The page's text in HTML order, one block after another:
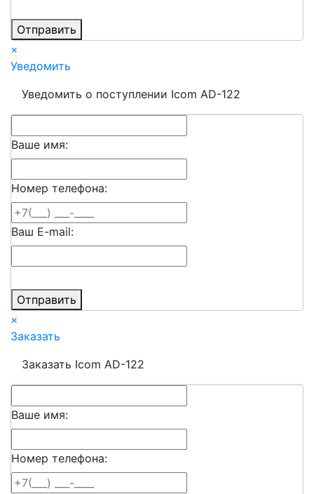
Отправить
×
Уведомить
Уведомить о поступлении Icom AD-122
Ваше имя:
Номер телефона:
Ваш E-mail:
Отправить
×
Заказать
Заказать Icom AD-122
Ваше имя:
Номер телефона: